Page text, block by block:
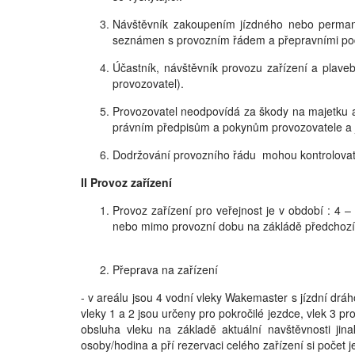
Návštěvník zakoupením jízdného nebo
seznámen s provozním řádem a přepravními
Účastník, návštěvník provozu zařízení a
provozovatel).
Provozovatel neodpovídá za škody na
právním předpisům a pokynům provozovatele
Dodržování provozního řádu mohou
II Provoz zařízení
Provoz zařízení pro veřejnost je v období : 4
nebo mimo provozní dobu na zákládě
Přeprava na zařízení
- v areálu jsou 4 vodní vleky Wakemaster s jízdní
vleky 1 a 2 jsou určeny pro pokročilé jezdce, vlek 3
obsluha vleku na základě aktuální navštěvnosti
osoby/hodina a pří rezervaci celého zařízení si počet